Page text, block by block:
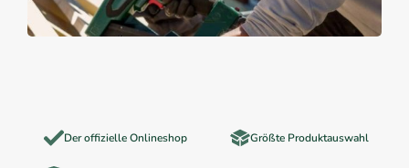
Der offizielle Onlineshop Größte Produktauswahl